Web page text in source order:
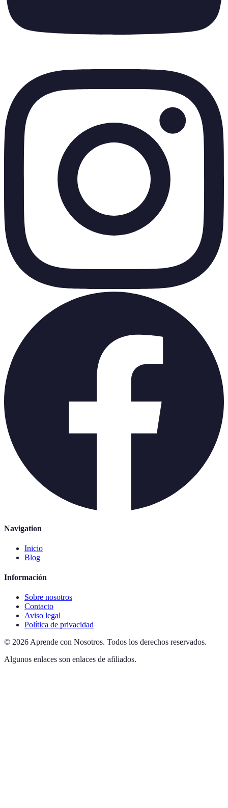
Navigation
Inicio
Blog
Información
Sobre nosotros
Contacto
Aviso legal
Política de privacidad
© 2026Aprende con Nosotros. Todos los derechos reservados.
Algunos enlaces son enlaces de afiliados.